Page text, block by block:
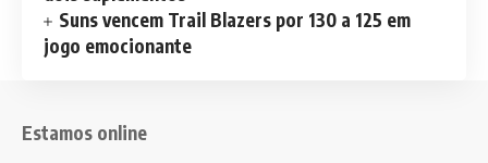
Suns vencem Trail Blazers por 130 a 125 em
jogo emocionante
Estamos online